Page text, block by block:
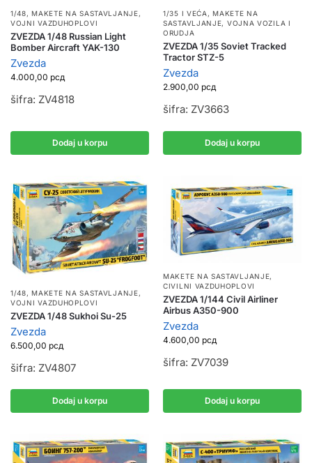
1/48,MAKETE NA SASTAVLJANJE,
VOJNI VAZDUHOPLOVI
ZVEZDA 1/48 Russian Light
Bomber Aircraft YAK-130
Zvezda
4.000,00 рсд
šifra: ZV4818
Dodaj u korpu
1/35 I VEĆA ,MAKETE NA
SASTAVLJANJE, VOJNA VOZILA I
ORUDJA
ZVEZDA 1/35 Soviet Tracked
Tractor STZ-5
Zvezda
2.900,00 рсд
šifra: ZV3663
Dodaj u korpu
1/48,MAKETE NA SASTAVLJANJE,
VOJNI VAZDUHOPLOVI
ZVEZDA 1/48 Sukhoi Su-25
Zvezda
6.500,00 рсд
šifra: ZV4807
Dodaj u korpu
MAKETE NA SASTAVLJANJE,
CIVILNI VAZDUHOPLOVI
ZVEZDA 1/144 Civil Airliner
Airbus A350-900
Zvezda
4.600,00 рсд
šifra: ZV7039
Dodaj u korpu